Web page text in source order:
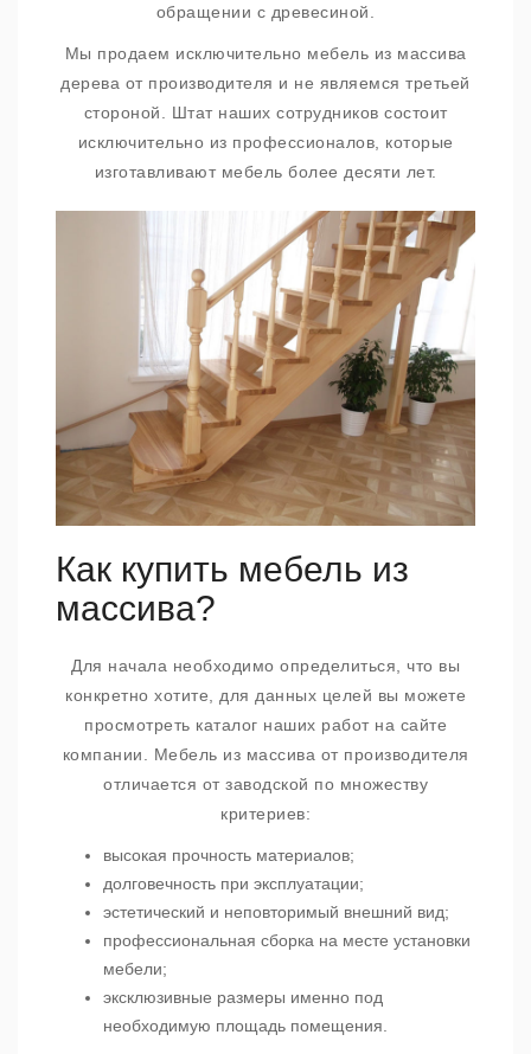
обращении с древесиной.
Мы продаем исключительно мебель из массива
дерева от производителя и не являемся третьей
стороной. Штат наших сотрудников состоит
исключительно из профессионалов, которые
изготавливают мебель более десяти лет.
Как купить мебель из
массива?
Для начала необходимо определиться, что вы
конкретно хотите, для данных целей вы можете
просмотреть каталог наших работ на сайте
компании. Мебель из массива от производителя
отличается от заводской по множеству
критериев:
высокая прочность материалов;
долговечность при эксплуатации;
эстетический и неповторимый внешний вид;
профессиональная сборка на месте установки
мебели;
эксклюзивные размеры именно под
необходимую площадь помещения.